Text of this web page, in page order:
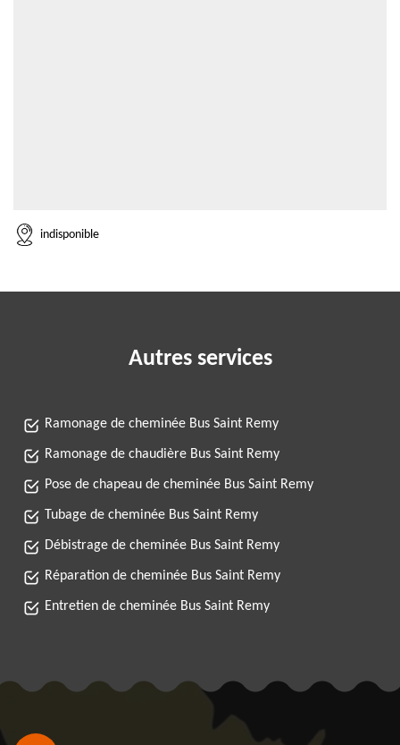
indisponible
Autres services
Ramonage de cheminée Bus Saint Remy
Ramonage de chaudière Bus Saint Remy
Pose de chapeau de cheminée Bus Saint Remy
Tubage de cheminée Bus Saint Remy
Débistrage de cheminée Bus Saint Remy
Réparation de cheminée Bus Saint Remy
Entretien de cheminée Bus Saint Remy